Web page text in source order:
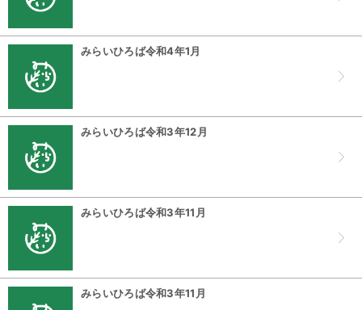
みらいひろば令和4年1月
みらいひろば令和3年12月
みらいひろば令和3年11月
みらいひろば令和3年11月